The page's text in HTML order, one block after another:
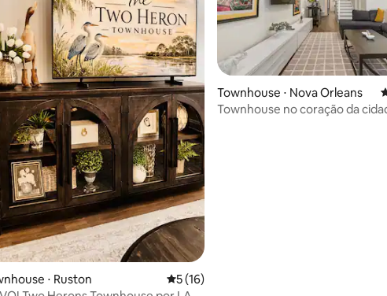
média de 5, 462 avaliações
⋅ Ruston 5 de uma avaliação média de 5, 16
5 (16)
Townhouse ⋅ Nova Orleans
Townhouse no coração da